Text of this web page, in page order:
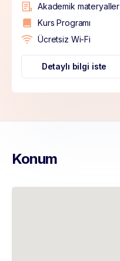
Akademik materyaller
Kurs Programı
Ücretsiz Wi-Fi
Detaylı bilgi iste
Konum